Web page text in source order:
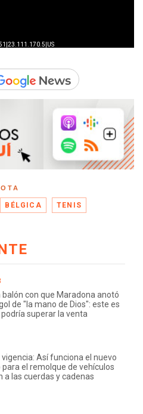
BÉLGICA TENIS
con que Maradona anotó
de "la mano de Dios": este es
superar la venta
Así funciona el nuevo
el remolque de vehículos
a las cuerdas y cadenas